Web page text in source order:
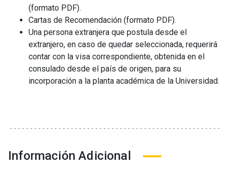
(formato PDF).
Cartas de Recomendación (formato PDF).
Una persona extranjera que postula desde el
extranjero, en caso de quedar seleccionada, requerirá
contar con la visa correspondiente, obtenida en el
consulado desde el país de origen, para su
incorporación a la planta académica de la Universidad.
Información Adicional